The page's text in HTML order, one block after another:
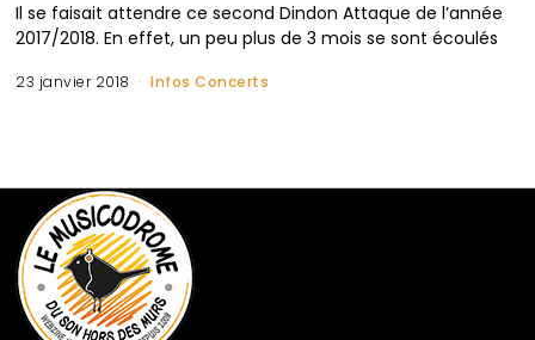
Il se faisait attendre ce second Dindon Attaque de l’année
2017/2018. En effet, un peu plus de 3 mois se sont écoulés
23 janvier 2018 Infos Concerts